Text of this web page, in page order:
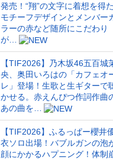
発売！“翔”の文字に着想を得た
モチーフデザインとメンバー
ラーの赤など随所にこだわり
が…
【TIF2026】乃木坂46五百城
央、奥田いろはの「カフェオ
レ」登場！生歌と生ギターで
かせる。赤えんぴつ作詞作曲
あの曲を…
【TIF2026】ふるっぱー櫻井
衣ソロ出場！バブルガンの泡
顔にかかるハプニング！体制